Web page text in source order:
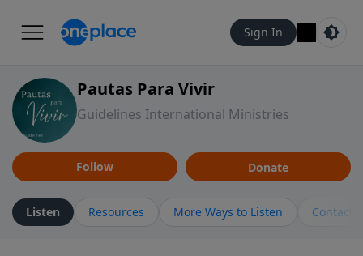
Sign In
Pautas Para Vivir
Guidelines International Ministries
Follow Donate
Listen Resources More Ways to Listen Contact